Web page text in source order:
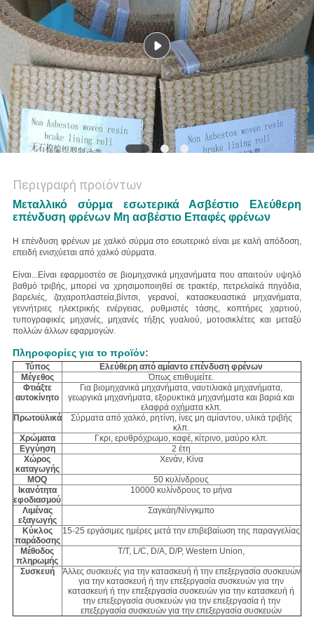
Περιγραφή προϊόντων
Μεταλλικό σύρμα εσωτερικά Ασβέστιο Ελεύθερη
επένδυση φρένων Μη ασβέστιο Επαφές φρένων
Η επένδυση φρένων με χαλκό σύρμα στο εσωτερικό είναι με καλή απόδοση,
επειδή ενισχύεται από χαλκό σύρματα.
Είναι...Είναι εφαρμοστέο σε βιομηχανικά μηχανήματα που απαιτούν υψηλό
βαθμό τριβής, μπορεί να χρησιμοποιηθεί σε τρακτέρ, πετρελαϊκά πηγάδια,
βαρελιές, ζαχαροπλαστεία,βίντσι, γερανοί, κατασκευαστικά μηχανήματα,
γεννήτριες ηλεκτρικής ενέργειας, ρυθμιστές τάσης, κοπτήρες χαρτιού,
τυπογραφικές μηχανές, μηχανές τήξης γυαλιού, μοτοσικλέτες και μεταξύ
πολλών άλλων εφαρμογών.
Πληροφορίες για το προϊόν:
Τύπος
Ελεύθερη από αμίαντο επένδυση φρένων
Μέγεθος
Όπως επιθυμείτε.
Φτιάξτε
αυτοκίνητο
Για βιομηχανικά μηχανήματα, ναυτιλιακά μηχανήματα,
γεωργικά μηχανήματα, εξορυκτικά μηχανήματα και βαριά και
ελαφρά οχήματα κλπ.
Πρωτοϋλικά
Σύρματα από χαλκό, ρητίνη, ίνες μη αμίαντου, υλικά τριβής
κλπ.
Χρώματα
Γκρι, ερυθρόχρωμο, καφέ, κίτρινο, μαύρο κλπ.
Εγγύηση
2 έτη
Χώρος
καταγωγής
Χενάν, Κίνα
MOQ
50 κυλίνδρους
Ικανότητα
εφοδιασμού
10000 κυλίνδρους το μήνα
Λιμένας
εξαγωγής
Σαγκάη/Νίνγκμπο
Κύκλος
παράδοσης
15-25 εργάσιμες ημέρες μετά την επιβεβαίωση της παραγγελίας
Μέθοδος
πληρωμής
T/T, L/C, D/A, D/P, Western Union,
Συσκευή
Άλλες συσκευές για την κατασκευή ή την επεξεργασία συσκευών
για την κατασκευή ή την επεξεργασία συσκευών για την
κατασκευή ή την επεξεργασία συσκευών για την κατασκευή ή
την επεξεργασία συσκευών για την επεξεργασία ή την
επεξεργασία συσκευών για την επεξεργασία συσκευών